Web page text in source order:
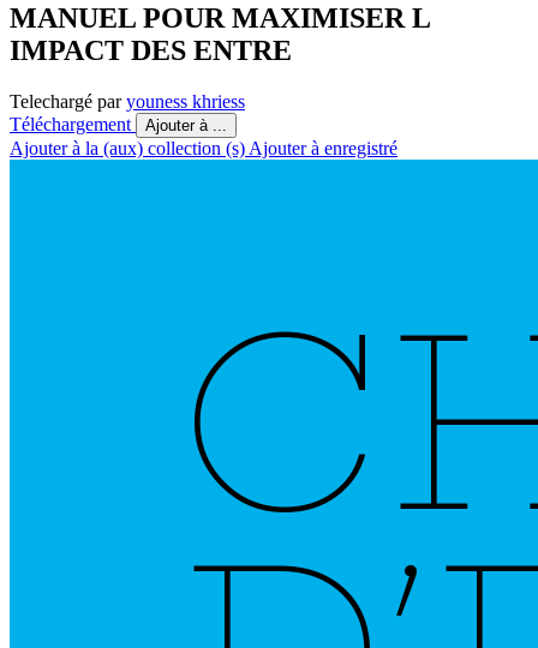
MANUEL POUR MAXIMISER L
IMPACT DES ENTRE
Telechargé paryouness khriess
Téléchargement
Ajouter à ...
Ajouter à la (aux) collection (s) Ajouter à enregistré